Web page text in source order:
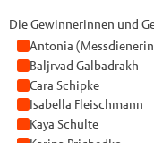
Die Gewinnerinnen und
Antonia
Baljrvad Galbadrakh
Cara Schipke
Isabella Fleischmann
Kaya Schulte